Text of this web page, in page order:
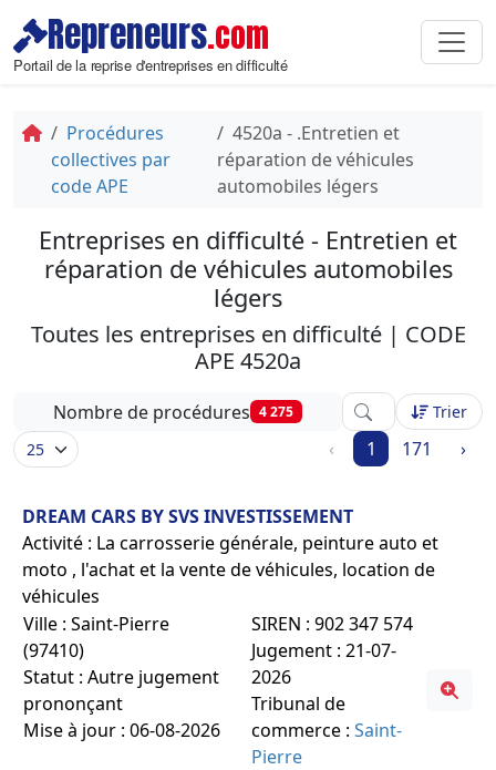
Repreneurs.com
Portail de la reprise d'entreprises en difficulté
Procédures
collectives par
code APE
4520a - .Entretien et
réparation de véhicules
automobiles légers
Entreprises en difficulté - Entretien et
réparation de véhicules automobiles
légers
Toutes les entreprises en difficulté | CODE
APE 4520a
Nombre de procédures 4 275 Affinez votreTrier
‹ 1 171 ›
DREAM CARS BY SVS INVESTISSEMENT
Activité : La carrosserie générale, peinture auto et
moto , l'achat et la vente de véhicules, location de
véhicules
Ville : Saint-Pierre
(97410)
Statut : Autre jugement
prononçant
Mise à jour : 06-08-2026
SIREN : 902 347 574
Jugement : 21-07-
2026
Tribunal de
commerce :Saint-
Pierre